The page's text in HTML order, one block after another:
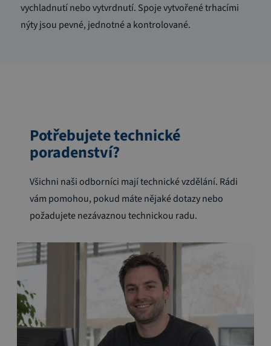
vychladnutí nebo vytvrdnutí. Spoje vytvořené trhacími
nýty jsou pevné, jednotné a kontrolované.
Potřebujete technické
poradenství?
Všichni naši odborníci mají technické vzdělání. Rádi
vám pomohou, pokud máte nějaké dotazy nebo
požadujete nezávaznou technickou radu.